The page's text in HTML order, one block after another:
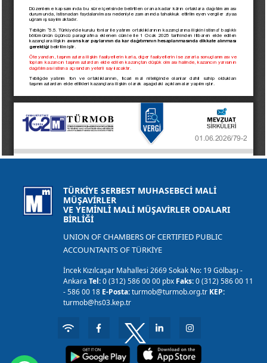
TÜRKİYE SERBEST MUHASEBECİ MALİ
MÜŞAVİRLER
VE YEMİNLİ MALİ MÜŞAVİRLER ODALARI
BİRLİĞİ
UNION OF CHAMBERS OF CERTIFIED PUBLIC
ACCOUNTANTS OF TÜRKİYE
İncek Kızılcaşar Mahallesi 2669 Sokak No: 19 Gölbaşı -
AnkaraTel:0 (312) 586 00 00 pbx Faks:0 (312) 586 00 11
- 586 00 18 E-Posta:turmob@turmob.org.tr KEP:
turmob@hs03.kep.tr